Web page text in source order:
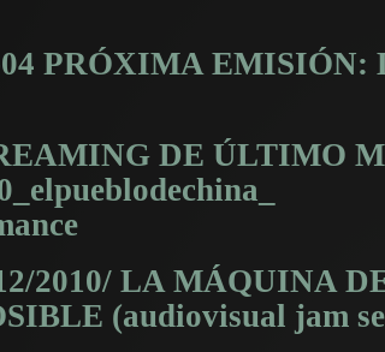
04 PRÓXIMA EMISIÓN:
DE ÚLTIMO
2010/ LA MÁQUINA
(audiovisual jam